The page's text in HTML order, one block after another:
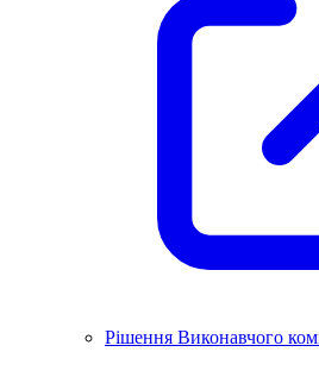
Рішення Виконавчого